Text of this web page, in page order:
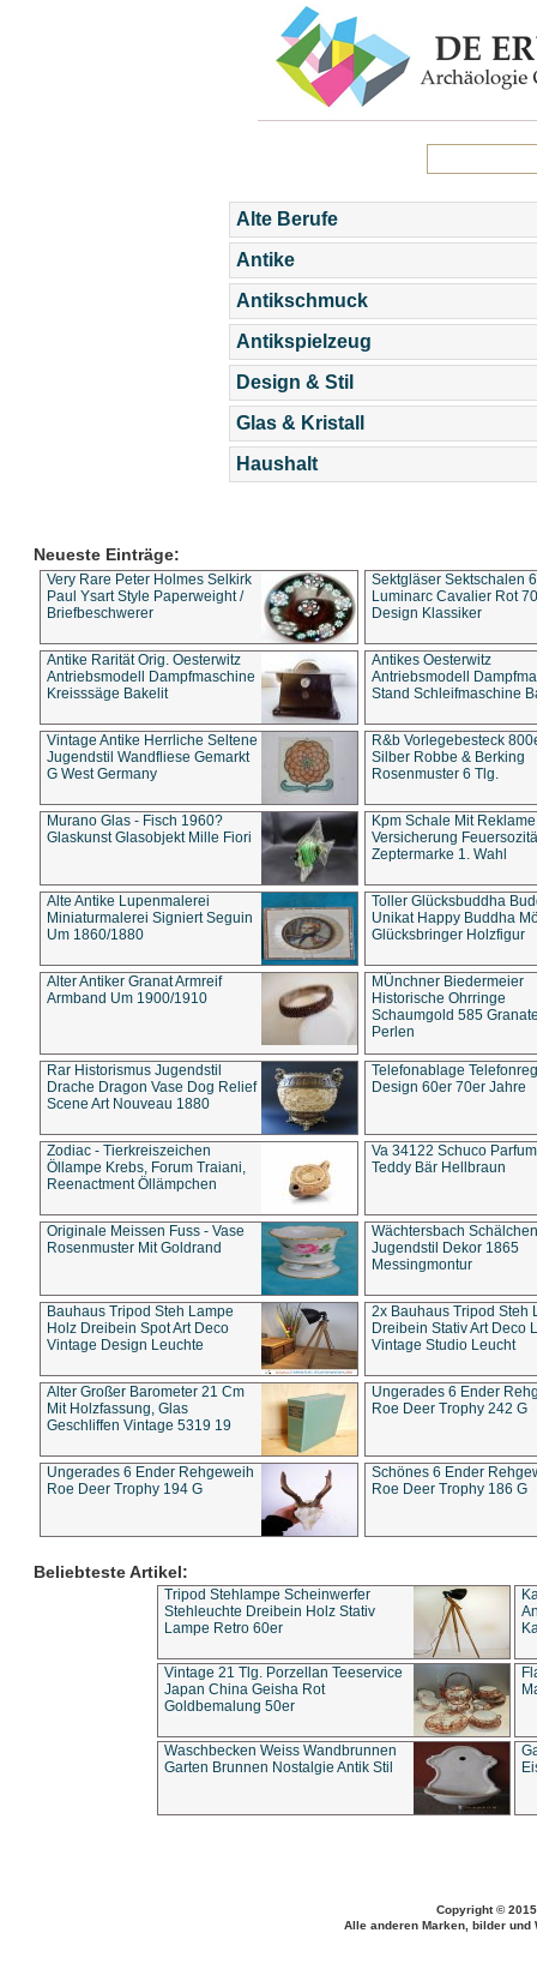
Alte Berufe
Antike
Antikschmuck
Antikspielzeug
Design & Stil
Glas & Kristall
Haushalt
Neueste Einträge:
Very Rare Peter Holmes Selkirk
Paul Ysart Style Paperweight /
Briefbeschwerer
Sektgläser Sektschalen
Luminarc Cavalier Rot
Design Klassiker
Antike Rarität Orig. Oesterwitz
Antriebsmodell Dampfmaschine
Kreisssäge Bakelit
Antikes Oesterwitz
Antriebsmodell
Stand Schleifmaschine
Vintage Antike Herrliche Seltene
Jugendstil Wandfliese Gemarkt
G West Germany
R&b Vorlegebesteck
Silber Robbe & Berking
Rosenmuster 6 Tlg.
Murano Glas - Fisch 1960?
Glaskunst Glasobjekt Mille Fiori
Kpm Schale Mit Reklame
Versicherung
Zeptermarke 1. Wahl
Alte Antike Lupenmalerei
Miniaturmalerei Signiert Seguin
Um 1860/1880
Toller Glücksbuddha
Unikat Happy Buddha
Glücksbringer Holzfigur
Alter Antiker Granat Armreif
Armband Um 1900/1910
MÜnchner Biedermeier
Historische Ohrringe
Schaumgold 585
Perlen
Rar Historismus Jugendstil
Drache Dragon Vase Dog Relief
Scene Art Nouveau 1880
Telefonablage
Design 60er 70er Jahre
Zodiac - Tierkreiszeichen
Öllampe Krebs, Forum Traiani,
Reenactment Öllämpchen
Va 34122 Schuco
Teddy Bär Hellbraun
Originale Meissen Fuss - Vase
Rosenmuster Mit Goldrand
Wächtersbach Schälchen
Jugendstil Dekor 1865
Messingmontur
Bauhaus Tripod Steh Lampe
Holz Dreibein Spot Art Deco
Vintage Design Leuchte
2x Bauhaus Tripod Steh
Dreibein Stativ Art Deco
Vintage Studio Leucht
Alter Großer Barometer 21 Cm
Mit Holzfassung, Glas
Geschliffen Vintage 5319 19
Ungerades 6 Ender
Roe Deer Trophy 242 G
Ungerades 6 Ender Rehgeweih
Roe Deer Trophy 194 G
Schönes 6 Ender
Roe Deer Trophy 186 G
Beliebteste Artikel:
Tripod Stehlampe Scheinwerfer
Stehleuchte Dreibein Holz Stativ
Lampe Retro 60er
Vintage 21 Tlg. Porzellan Teeservice
Japan China Geisha Rot
Goldbemalung 50er
Waschbecken Weiss Wandbrunnen
Garten Brunnen Nostalgie Antik Stil
Copyright ©
Alle anderen Marken, bilder und